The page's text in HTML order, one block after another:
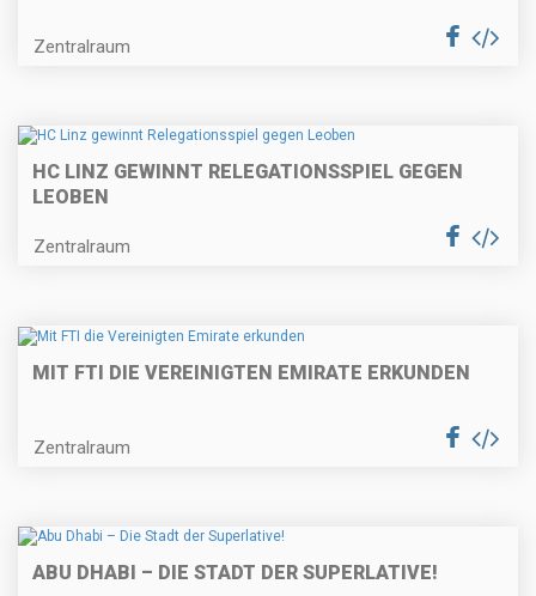
Zentralraum
HC LINZ GEWINNT RELEGATIONSSPIEL GEGEN
LEOBEN
Zentralraum
MIT FTI DIE VEREINIGTEN EMIRATE ERKUNDEN
Zentralraum
ABU DHABI – DIE STADT DER SUPERLATIVE!